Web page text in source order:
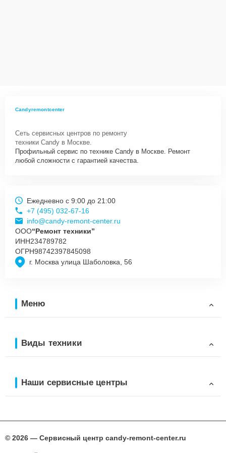
Candyremontcenter
Сеть сервисных центров по ремонту
техники Candy в Москве.
Профильный сервис по технике Candy в Москве. Ремонт
любой сложности с гарантией качества.
г. Москва улица Шаболовка, 56
Ежедневно с 9:00 до 21:00
+7 (495) 032-67-16
info@candy-remont-center.ru
ООО“Ремонт техники”
ИНН234789782
ОГРН98742397845098
Меню
Виды техники
Наши сервисные центры
© 2026 — Сервисный центр candy-remont-center.ru